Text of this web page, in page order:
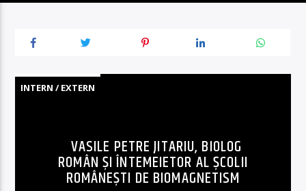
INTERN / EXTERN
VASILE PETRE JITARIU, BIOLOG
ROMÂN ȘI ÎNTEMEIETOR AL ȘCOLII
ROMÂNEȘTI DE BIOMAGNETISM